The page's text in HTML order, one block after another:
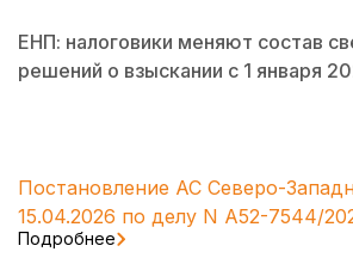
ЕНП: налоговики меняют состав
решений о взыскании с 1 января
Постановление АС Северо-
15.04.2026 по делу N А52-7544/
Подробнее